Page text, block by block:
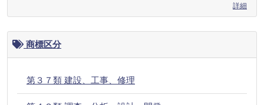
詳細
商標区分
第３７類 建設、工事、修理